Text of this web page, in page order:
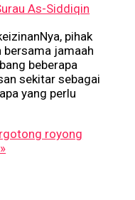
As-Siddiqin
pihak
bersama jamaah
beberapa
sekitar sebagai
yang perlu
royong